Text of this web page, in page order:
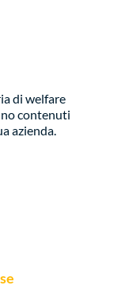
di welfare
contenuti
azienda.